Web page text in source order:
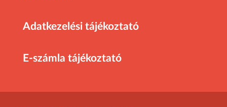
Adatkezelési tájékoztató
E-számla tájékoztató